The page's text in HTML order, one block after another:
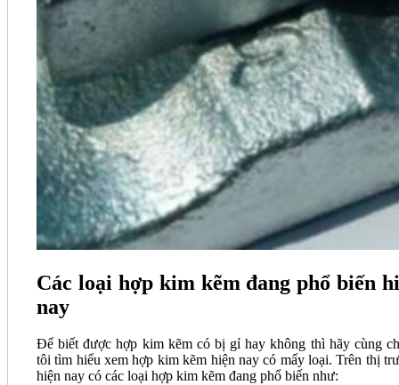
Các loại hợp kim kẽm đang phổ biến
nay
Để biết được hợp kim kẽm có bị gỉ hay không thì hãy cùng
tôi tìm hiểu xem hợp kim kẽm hiện nay có mấy loại. Trên thị
hiện nay có các loại hợp kim kẽm đang phổ biến như: